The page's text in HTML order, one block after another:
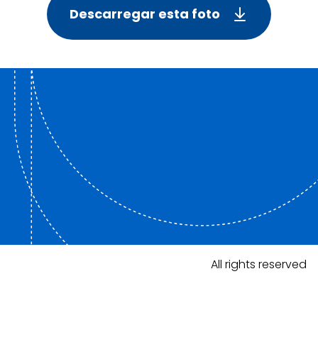
Descarregar esta foto
All rights reserved